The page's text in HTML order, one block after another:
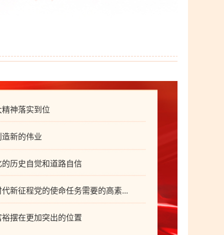
神落实到位
新的伟业
历史自觉和道路自信
新征程党的使命任务需要的高素...
摆在更加突出的位置
心